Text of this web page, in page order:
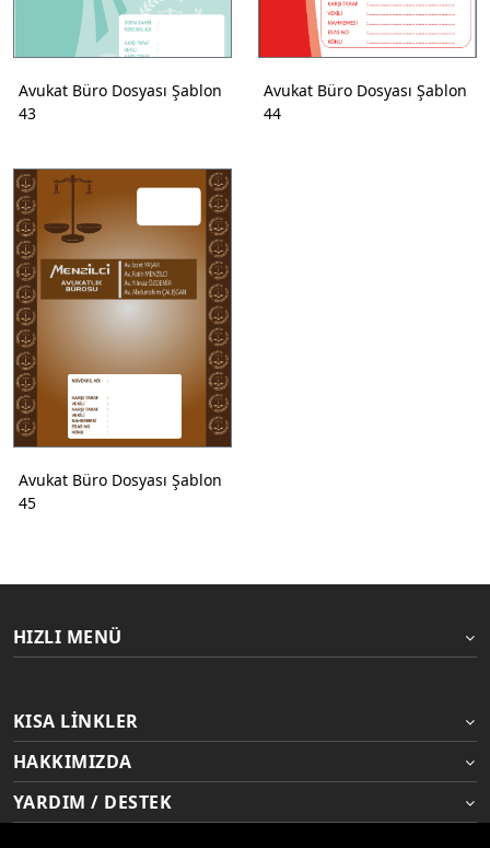
Avukat Büro Dosyası Şablon
43
Avukat Büro Dosyası Şablon
44
Avukat Büro Dosyası Şablon
45
HAKKIMIZDA
HIZLI MENÜ
KISA LINKLER
YARDIM / DESTEK